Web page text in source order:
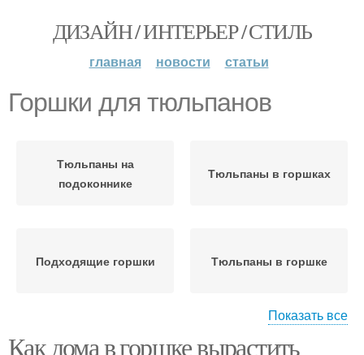
ДИЗАЙН / ИНТЕРЬЕР / СТИЛЬ
главная новости статьи
Горшки для тюльпанов
Тюльпаны на
подоконнике
Тюльпаны в горшках
Подходящие горшки Тюльпаны в горшке
Показать все
Как дома в горшке вырастить